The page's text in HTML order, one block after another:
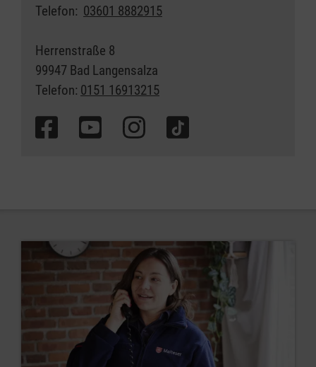
Telefon: 03601 8882915
Herrenstraße 8
99947 Bad Langensalza
Telefon: 0151 16913215